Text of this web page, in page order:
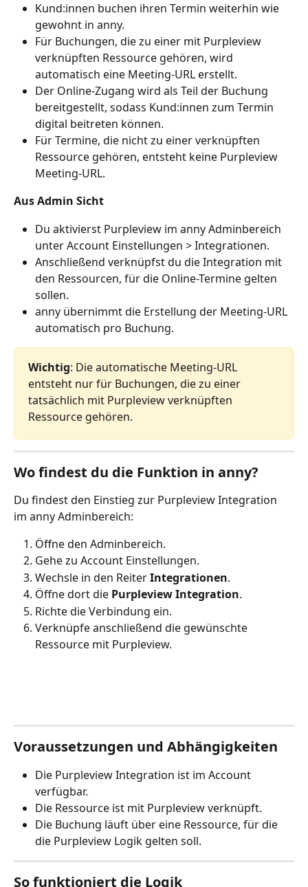
Kund:innen buchen ihren Termin weiterhin wie
gewohnt in anny.
Für Buchungen, die zu einer mit Purpleview
verknüpften Ressource gehören, wird
automatisch eine Meeting-URL erstellt.
Der Online-Zugang wird als Teil der Buchung
bereitgestellt, sodass Kund:innen zum Termin
digital beitreten können.
Für Termine, die nicht zu einer verknüpften
Ressource gehören, entsteht keine Purpleview
Meeting-URL.
Aus Admin Sicht
Du aktivierst Purpleview im anny Adminbereich
unter Account Einstellungen > Integrationen.
Anschließend verknüpfst du die Integration mit
den Ressourcen, für die Online-Termine gelten
sollen.
anny übernimmt die Erstellung der Meeting-URL
automatisch pro Buchung.
Wichtig: Die automatische Meeting-URL
entsteht nur für Buchungen, die zu einer
tatsächlich mit Purpleview verknüpften
Ressource gehören.
Wo findest du die Funktion in anny?
Du findest den Einstieg zur Purpleview Integration
im anny Adminbereich:
Öffne den Adminbereich.
Gehe zu Account Einstellungen.
Wechsle in den Reiter Integrationen.
Öffne dort die Purpleview Integration.
Richte die Verbindung ein.
Verknüpfe anschließend die gewünschte
Ressource mit Purpleview.
Voraussetzungen und Abhängigkeiten
Die Purpleview Integration ist im Account
verfügbar.
Die Ressource ist mit Purpleview verknüpft.
Die Buchung läuft über eine Ressource, für die
die Purpleview Logik gelten soll.
So funktioniert die Logik